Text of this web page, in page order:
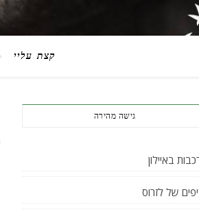
קצת עליי
גישה מהירה
באיילון
של לזרוס